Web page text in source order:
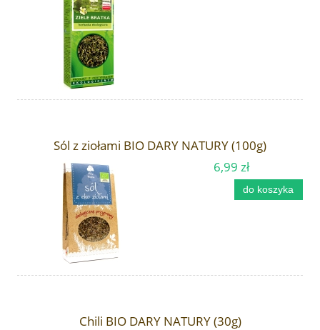
Sól z ziołami BIO DARY NATURY (100g)
6,99 zł
do koszyka
Chili BIO DARY NATURY (30g)